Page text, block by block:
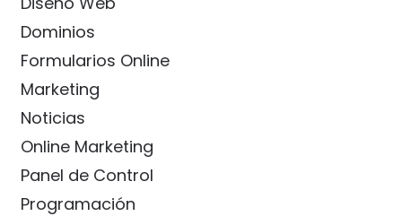
Dominios
Formularios Online
Marketing
Noticias
Online Marketing
Panel de Control
Programación